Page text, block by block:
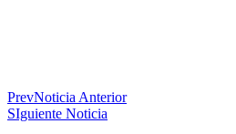
PrevNoticia Anterior
SIguiente Noticia